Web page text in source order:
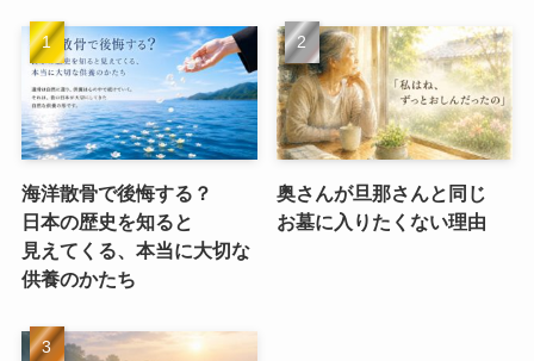
海洋散骨で​後悔する？​
日本の​歴史を​知ると​
見えてくる、​本当に​大切な​
供養のかたち
奥さんが​旦那さんと​同じ​
お墓に​入りたくない​理由